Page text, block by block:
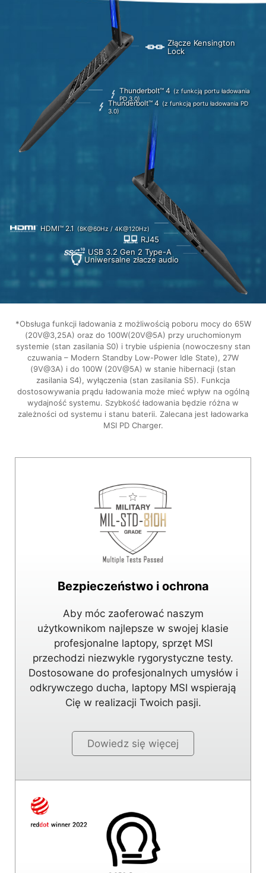
Złącze Kensington
Lock
Thunderbolt™ 4 (z funkcją portu ładowania
PD 3.0)
Thunderbolt™ 4 (z funkcją portu ładowania PD
3.0)
HDMI™ 2.1 (8K@60Hz / 4K@120Hz)
RJ45
USB 3.2 Gen 2 Type-A
Uniwersalne złacze audio
*Obsługa funkcji ładowania z możliwością poboru mocy do 65W
(20V@3,25A) oraz do 100W(20V@5A) przy uruchomionym
systemie (stan zasilania S0) i trybie uśpienia (nowoczesny stan
czuwania – Modern Standby Low-Power Idle State), 27W
(9V@3A) i do 100W (20V@5A) w stanie hibernacji (stan
zasilania S4), wyłączenia (stan zasilania S5). Funkcja
dostosowywania prądu ładowania może mieć wpływ na ogólną
wydajność systemu. Szybkość ładowania będzie różna w
zależności od systemu i stanu baterii. Zalecana jest ładowarka
MSI PD Charger.
Bezpieczeństwo i ochrona
Aby móc zaoferować naszym
użytkownikom najlepsze w swojej klasie
profesjonalne laptopy, sprzęt MSI
przechodzi niezwykle rygorystyczne testy.
Dostosowane do profesjonalnych umysłów i
odkrywczego ducha, laptopy MSI wspierają
Cię w realizacji Twoich pasji.
Dowiedz się więcej